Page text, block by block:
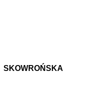
SKOWROŃSKA